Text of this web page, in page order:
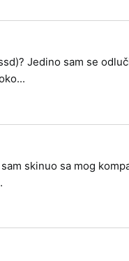
Jedino sam se
skinuo sa mog